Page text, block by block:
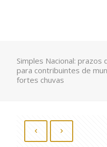
Simples Nacional:
para contribuintes de
fortes chuvas